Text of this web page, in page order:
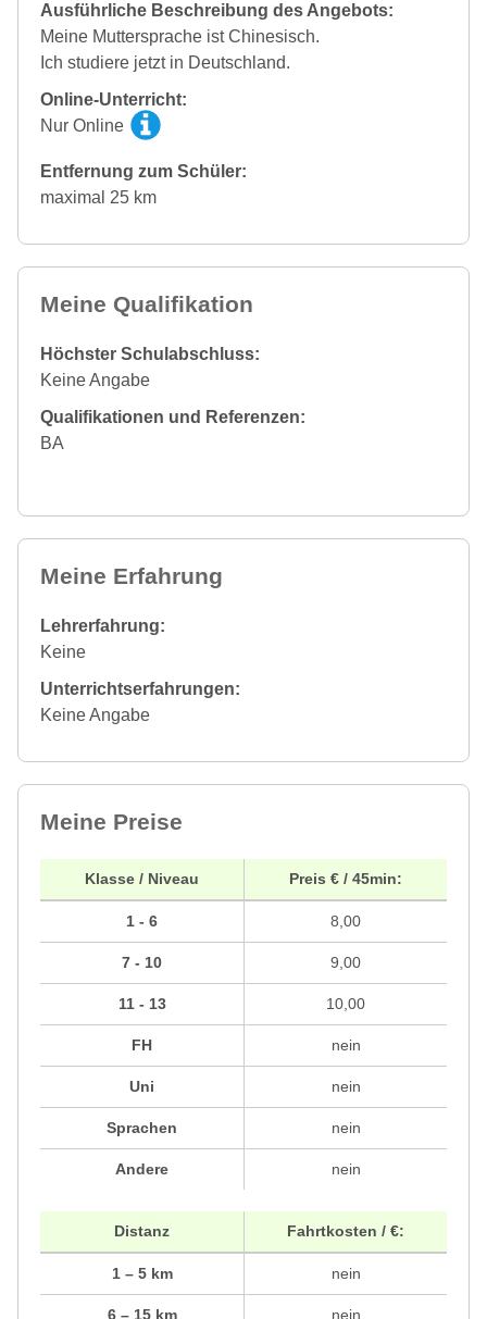
Ausführliche Beschreibung des Angebots:
Meine Muttersprache ist Chinesisch.
Ich studiere jetzt in Deutschland.
Online-Unterricht:
Nur Online
Entfernung zum Schüler:
maximal 25 km
Meine Qualifikation
Höchster Schulabschluss:
Keine Angabe
Qualifikationen und Referenzen:
BA
Meine Erfahrung
Lehrerfahrung:
Keine
Unterrichtserfahrungen:
Keine Angabe
Meine Preise
Klasse / Niveau
1 - 6
7 - 10
11 - 13
FH
Uni
Sprachen
Andere
Preis € / 45min:
8,00
9,00
10,00
nein
nein
nein
nein
Distanz
1 – 5 km
6 – 15 km
Fahrtkosten / €:
nein
nein